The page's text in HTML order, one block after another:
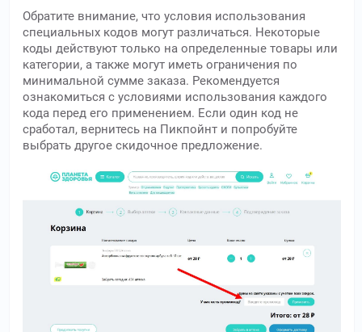
Обратите внимание, что условия использования
специальных кодов могут различаться. Некоторые
коды действуют только на определенные товары или
категории, а также могут иметь ограничения по
минимальной сумме заказа. Рекомендуется
ознакомиться с условиями использования каждого
кода перед его применением. Если один код не
сработал, вернитесь на Пикпойнт и попробуйте
выбрать другое скидочное предложение.